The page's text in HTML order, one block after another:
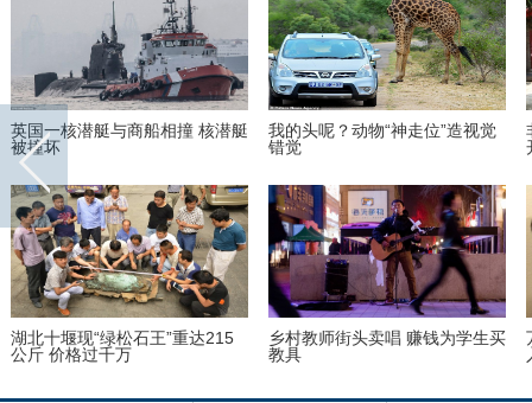
英国一核潜艇与商船相撞 核潜艇
被撞坏
我的头呢？动物“神走位”造视觉
错觉
湖北十堰现“绿松石王”重达215
公斤 价格过千万
乡村教师街头卖唱 赚钱为学生买
教具